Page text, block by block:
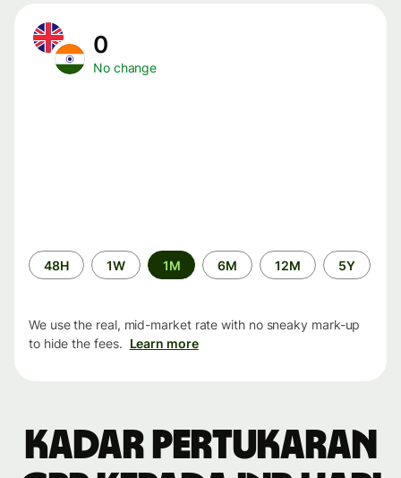
0
No change
Time
period
48H 1W 1M 6M 12M 5Y
We use the real, mid-market rate with no sneaky mark-up
to hide the fees. Learn more
Kadar pertukaran